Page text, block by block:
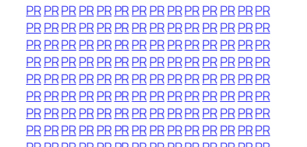
PRPRPRPRPR PRPRPRPRPRPRPR PRPR
PRPRPRPRPR PRPRPRPRPRPRPR PRPR
PRPRPRPRPR PRPRPRPRPRPRPR PRPR
PRPRPRPRPR PRPRPRPRPRPRPR PRPR
PRPRPRPRPR PRPRPRPRPRPRPR PRPR
PRPRPRPRPR PRPRPRPRPRPRPR PRPR
PRPRPRPRPR PRPRPRPRPRPRPR PRPR
PRPRPRPRPR PRPRPRPRPRPRPR PRPR